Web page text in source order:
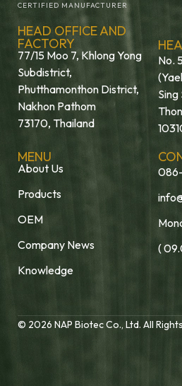
CERTIFIED MANUFACTURER
HEAD OFFICE AND
FACTORY
77/15 Moo 7, Khlong Yong
Subdistrict,
Phutthamonthon District,
Nakhon Pathom
73170, Thailand
No.
MENU
About Us
Products
OEM
Company News
Knowledge
(
© 2026 NAP Biotec Co., Ltd. All